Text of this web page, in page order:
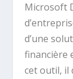
Microsoft
d’une
financière
cet outil, il